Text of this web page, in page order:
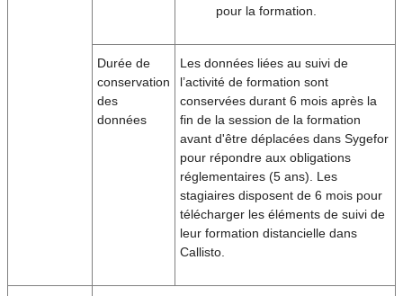
pour la formation.
Durée de
conservation
des
données
Les données liées au suivi de
l’activité de formation sont
conservées durant 6 mois après la
fin de la session de la formation
avant d'être déplacées dans Sygefor
pour répondre aux obligations
réglementaires (5 ans). Les
stagiaires disposent de 6 mois pour
télécharger les éléments de suivi de
leur formation distancielle dans
Callisto.